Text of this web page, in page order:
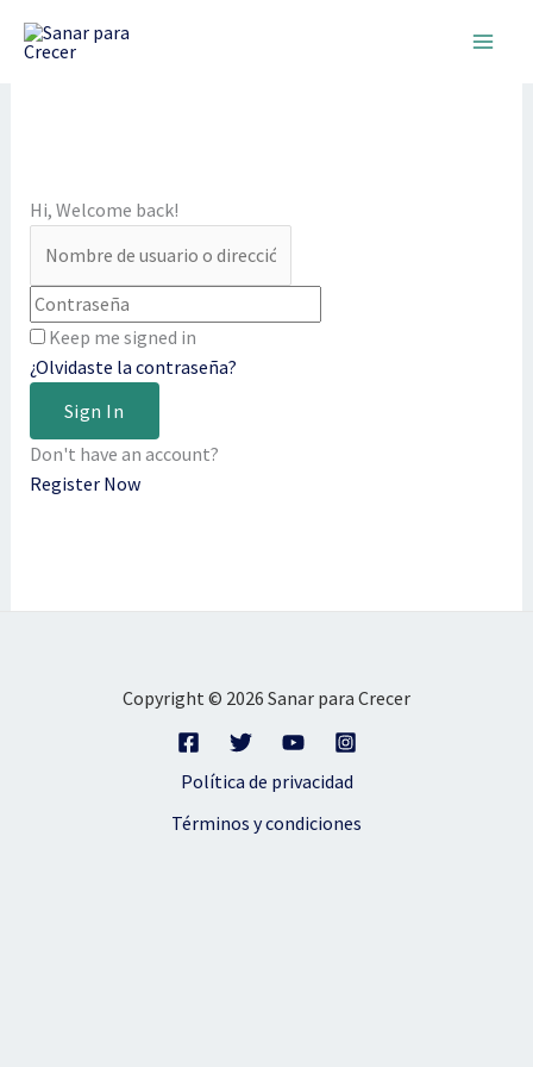
Hi, Welcome back!
Keep me signed in
¿Olvidaste la contraseña?
Sign In
Don't have an account?
Register Now
Copyright © 2026 Sanar para Crecer
Política de privacidad
Términos y condiciones